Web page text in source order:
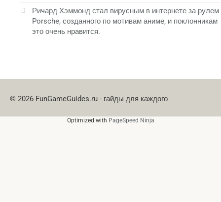
Ричард Хэммонд стал вирусным в интернете за рулем
Porsche, созданного по мотивам аниме, и поклонникам
это очень нравится.
© 2026 FunGameGuides.ru - гайды для каждого
Optimized with PageSpeed Ninja